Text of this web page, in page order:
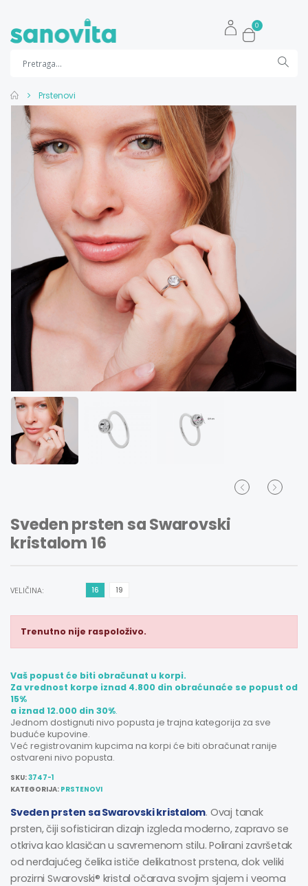
0
Prstenovi
Sveden prsten sa Swarovski
kristalom 16
VELIČINA: 16 19
Trenutno nije raspoloživo.
Vaš popust će biti obračunat u korpi.
Za vrednost korpe iznad 4.800 din obraćunaće se popust od
15%
a iznad 12.000 din 30%.
Jednom dostignuti nivo popusta je trajna kategorija za sve
buduće kupovine.
Već registrovanim kupcima na korpi će biti obračunat ranije
ostvareni nivo popusta.
SKU:3747-1
KATEGORIJA: PRSTENOVI
Sveden prsten sa Swarovski kristalom. Ovaj tanak
prsten, čiji sofisticiran dizajn izgleda moderno, zapravo se
otkriva kao klasičan u savremenom stilu. Polirani završetak
od nerđajućeg čelika ističe delikatnost prstena, dok veliki
prozirni Swarovski® kristal očarava svojim sjajem i veoma